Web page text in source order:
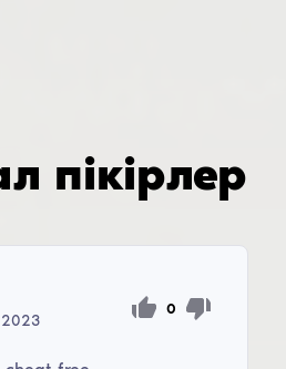
пікірлер
2023
0